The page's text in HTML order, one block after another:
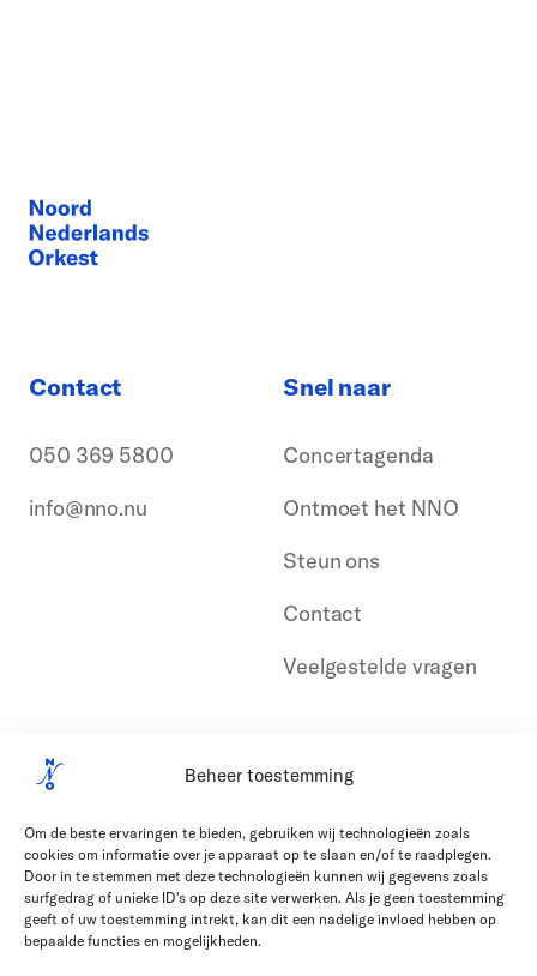
Beheer toestemming
Om de beste ervaringen te bieden, gebruiken wij technologieën zoals
cookies om informatie over je apparaat op te slaan en/of te raadplegen.
Door in te stemmen met deze technologieën kunnen wij gegevens zoals
surfgedrag of unieke ID's op deze site verwerken. Als je geen toestemming
geeft of uw toestemming intrekt, kan dit een nadelige invloed hebben op
bepaalde functies en mogelijkheden.
Contact
050 369 5800
info@nno.nu
Snel naar
Concertagenda
Ontmoet het NNO
Steun ons
Contact
Veelgestelde vragen